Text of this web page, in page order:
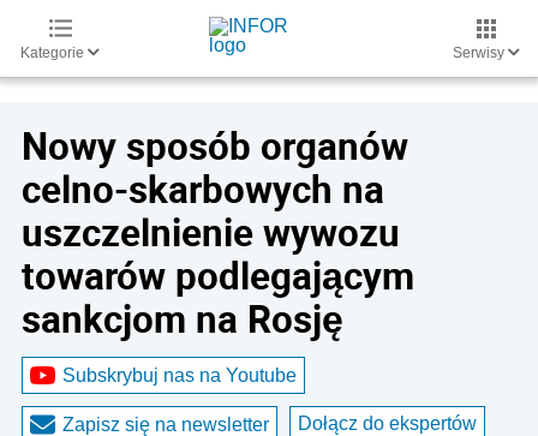
Kategorie Serwisy
Nowy sposób organów
celno-skarbowych na
uszczelnienie wywozu
towarów podlegającym
sankcjom na Rosję
Subskrybuj nas na Youtube
Zapisz się na newsletter Dołącz do ekspertów